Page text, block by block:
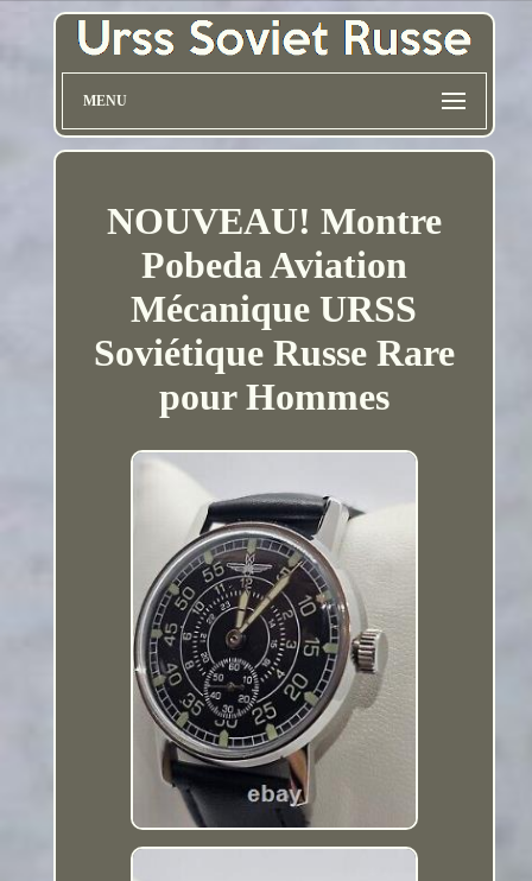
MENU
NOUVEAU! Montre
Pobeda Aviation
Mécanique URSS
Soviétique Russe Rare
pour Hommes